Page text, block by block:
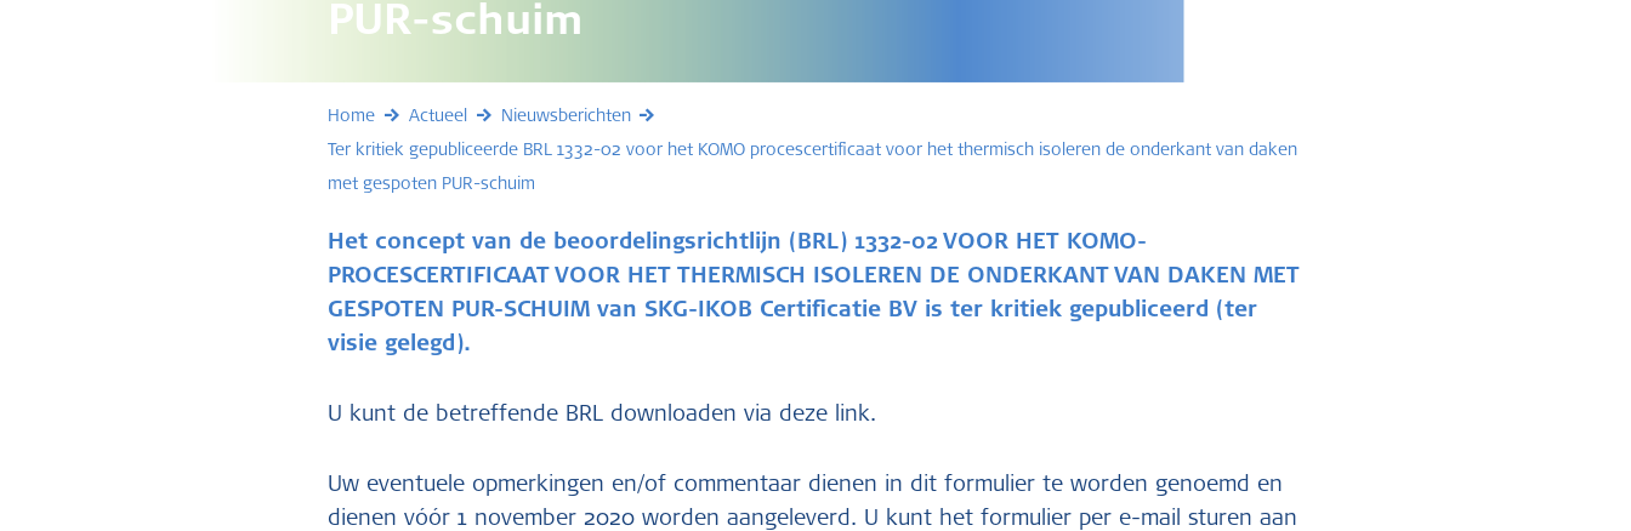
PUR-schuim
Home Actueel
Nieuwsberichten
Ter kritiek gepubliceerde BRL 1332-02 voor het KOMO procescertificaat voor het thermisch isoleren de onderkant van daken
met gespoten PUR-schuim
Het concept van de beoordelingsrichtlijn (BRL) 1332-02 VOOR HET KOMO-
PROCESCERTIFICAAT VOOR HET THERMISCH ISOLEREN DE ONDERKANT VAN DAKEN MET
GESPOTEN PUR-SCHUIM van SKG-IKOB Certificatie BV is ter kritiek gepubliceerd (ter
visie gelegd).
U kunt de betreffende BRL downloaden via deze link.
Uw eventuele opmerkingen en/of commentaar dienen in dit formulier te worden genoemd en
dienen vóór 1 november 2020 worden aangeleverd. U kunt het formulier per e-mail sturen aan